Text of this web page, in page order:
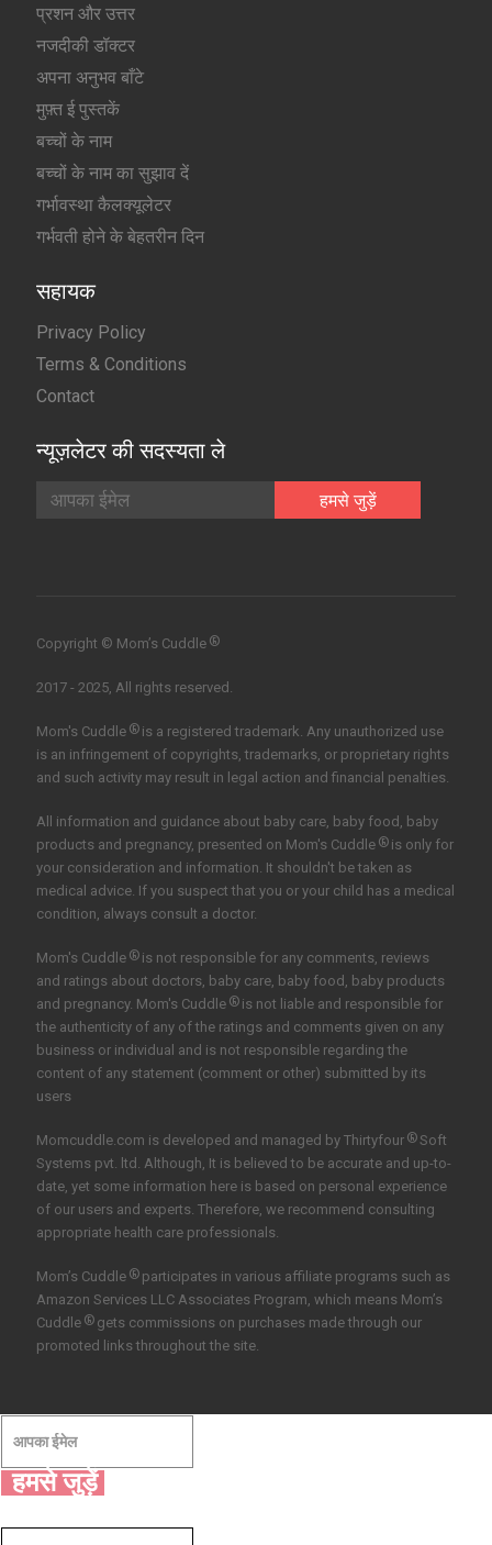
प्रशन और उत्तर
नजदीकी डॉक्टर
अपना अनुभव बाँटे
मुफ़्त ई पुस्तकें
बच्चों के नाम
बच्चों के नाम का सुझाव दें
गर्भावस्था कैलक्यूलेटर
गर्भवती होने के बेहतरीन दिन
सहायक
Privacy Policy
Terms & Conditions
Contact
न्यूज़लेटर की सदस्यता ले
Copyright © Mom’s Cuddle ®
2017 - 2025, All rights reserved.
Mom's Cuddle ®is a registered trademark. Any unauthorized use
is an infringement of copyrights, trademarks, or proprietary rights
and such activity may result in legal action and financial penalties.
All information and guidance about baby care, baby food, baby
products and pregnancy, presented on Mom's Cuddle ®is only for
your consideration and information. It shouldn't be taken as
medical advice. If you suspect that you or your child has a medical
condition, always consult a doctor.
Mom's Cuddle ®is not responsible for any comments, reviews
and ratings about doctors, baby care, baby food, baby products
and pregnancy. Mom's Cuddle ®is not liable and responsible for
the authenticity of any of the ratings and comments given on any
business or individual and is not responsible regarding the
content of any statement (comment or other) submitted by its
users
Momcuddle.com is developed and managed by Thirtyfour ®Soft
Systems pvt. ltd. Although, It is believed to be accurate and up-to-
date, yet some information here is based on personal experience
of our users and experts. Therefore, we recommend consulting
appropriate health care professionals.
Mom’s Cuddle ®participates in various affiliate programs such as
Amazon Services LLC Associates Program, which means Mom’s
Cuddle ®gets commissions on purchases made through our
promoted links throughout the site.
हमसे जुड़ें